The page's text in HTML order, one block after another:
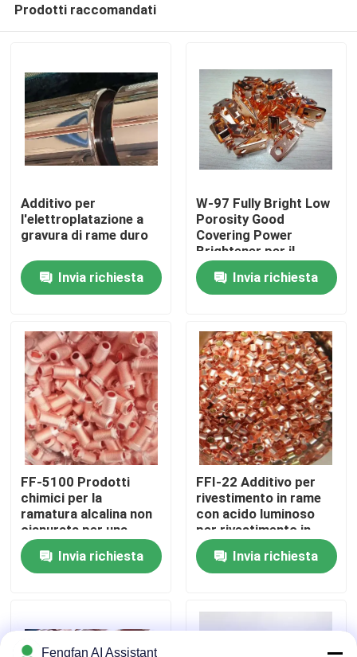
Casa.
Prodotti
Video
Chi Siamo
Visita alla fabbrica
Controllo di qualità
Contattaci
Notizie
Prodotti chimici per la zincatura
Prodotti raccomandati
Additivo per
l'elettroplatazione a
gravura di rame duro
Invia richiesta
W-97 Fully Bright Low
Porosity Good
Covering Power
Brightener per il
rivestimento in rame di
cianuro Agente
ausiliario chimico
Invia richiesta
FF-5100 Prodotti
chimici per la
ramatura alcalina non
cianurata per una
deposizione rapida e
un processo stabile
nella galvanostegia
Invia richiesta
FFI-22 Additivo per
rivestimento in rame
con acido luminoso
per rivestimento in
barile con deposito
luminoso e finitura
uniforme a granella
Invia richiesta
Fengfan AI Assistant